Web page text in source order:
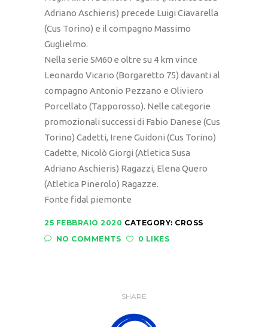
Adriano Aschieris) precede Luigi Ciavarella
(Cus Torino) e il compagno Massimo
Guglielmo.
Nella serie SM60 e oltre su 4 km vince
Leonardo Vicario (Borgaretto 75) davanti al
compagno Antonio Pezzano e Oliviero
Porcellato (Tapporosso). Nelle categorie
promozionali successi di Fabio Danese (Cus
Torino) Cadetti, Irene Guidoni (Cus Torino)
Cadette, Nicolò Giorgi (Atletica Susa
Adriano Aschieris) Ragazzi, Elena Quero
(Atletica Pinerolo) Ragazze.
Fonte fidal piemonte
25 FEBBRAIO 2020 CATEGORY: CROSS
NO COMMENTS
0 LIKES
SHARE